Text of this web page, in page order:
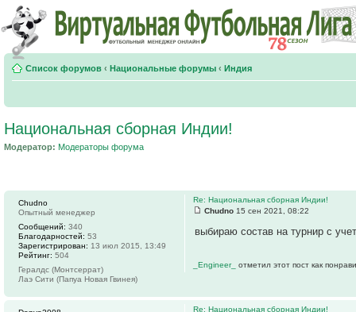
Список форумов ‹ Национальные форумы ‹ Индия
Национальная сборная Индии!
Модератор: Модераторы форума
Re: Национальная сборная Индии!
Chudno 15 сен 2021, 08:22
выбираю состав на турнир с
_Engineer_ отметил этот пост как
Chudno
Опытный менеджер
Сообщений: 340
Благодарностей: 53
Зарегистрирован: 13 июл 2015, 13:49
Рейтинг: 504
Гералдс (Монтсеррат)
Лаэ Сити (Папуа Новая Гвинея)
Re: Национальная сборная Индии!